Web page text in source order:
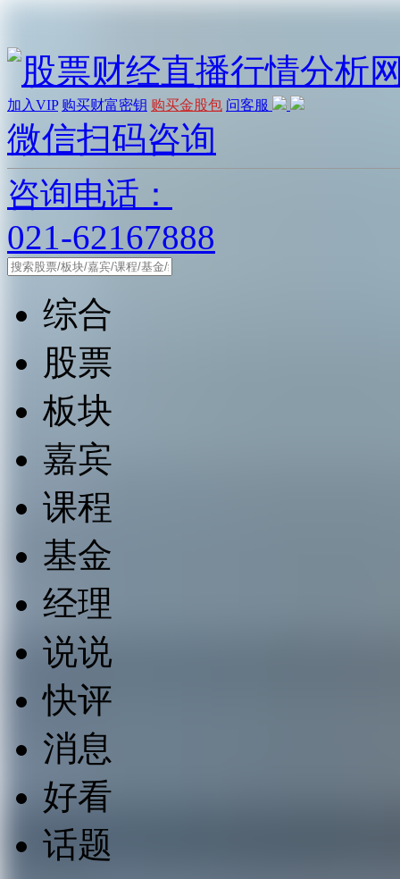
加入VIP 购买财富密钥 购买金股包 问客服
微信扫码咨询
咨询电话：
021-62167888
综合
股票
板块
嘉宾
课程
基金
经理
说说
快评
消息
好看
话题